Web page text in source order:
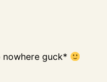
nowhere guck*